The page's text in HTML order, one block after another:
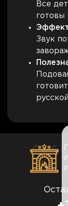
Все
готовы
Звук